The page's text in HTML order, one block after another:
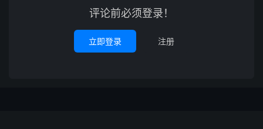
评论前必须登录！
立即登录 注册